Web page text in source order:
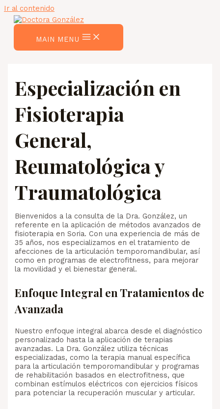
Ir al contenido
MAIN MENU
Especialización en
Fisioterapia
General,
Reumatológica y
Traumatológica
Bienvenidos a la consulta de la Dra. González, un
referente en la aplicación de métodos avanzados de
fisioterapia en Soria. Con una experiencia de más de
35 años, nos especializamos en el tratamiento de
afecciones de la articulación temporomandibular, así
como en programas de electrofitness, para mejorar
la movilidad y el bienestar general.
Enfoque Integral en Tratamientos de
Avanzada
Nuestro enfoque integral abarca desde el diagnóstico
personalizado hasta la aplicación de terapias
avanzadas. La Dra. González utiliza técnicas
especializadas, como la terapia manual específica
para la articulación temporomandibular y programas
de rehabilitación basados en electrofitness, que
combinan estímulos eléctricos con ejercicios físicos
para potenciar la recuperación muscular y articular.